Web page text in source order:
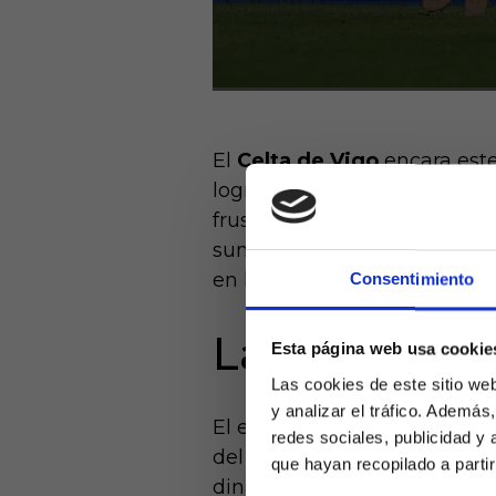
Consentimiento
Esta página web usa
Las cookies de este sitio
y analizar el tráfico.
redes sociales, publicidad y
que hayan recopilado a
El Celta de Vigoencara
logrado ganar tras las
frustrante para el conjunto
sumar puntos gracias a un
en la última jornada, donde
La lucha
El equipo dirigido por
del campeonato, y ahora
dinámica más positiva. La